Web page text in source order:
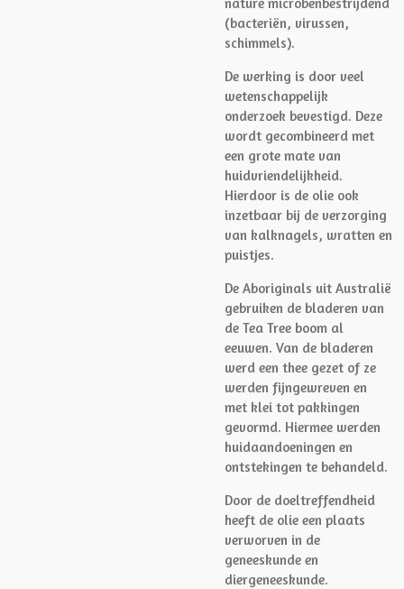
(bacteriën, virussen,
schimmels).
De werking is door veel
wetenschappelijk
onderzoek bevestigd. Deze
wordt gecombineerd met
een grote mate van
huidvriendelijkheid.
Hierdoor is de olie ook
inzetbaar bij de verzorging
van kalknagels, wratten en
puistjes.
De Aboriginals uit Australië
gebruiken de bladeren van
de Tea Tree boom al
eeuwen. Van de bladeren
werd een thee gezet of ze
werden fijngewreven en
met klei tot pakkingen
gevormd. Hiermee werden
huidaandoeningen en
ontstekingen te behandeld.
Door de doeltreffendheid
heeft de olie een plaats
verworven in de
geneeskunde en
diergeneeskunde.